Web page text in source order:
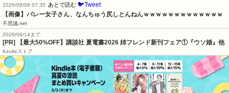
2026/08/08 07:35
あとで読む 🐦Tweet
【画像】バレー女子さん、なんちゅう尻しとんねんｗｗｗｗｗｗｗｗｗｗｗｗｗ
不思議.net
2026/08/14まで
[PR] 【最大50%OFF】講談社 夏電書2026 姉フレンド新刊フェア①『ウソ婚』他
Kindleストア